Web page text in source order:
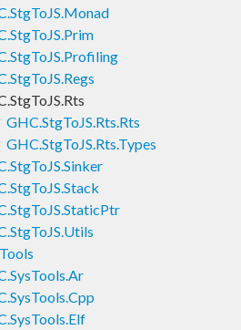
GHC.StgToJS.Rts.Rts
GHC.StgToJS.Rts.Types